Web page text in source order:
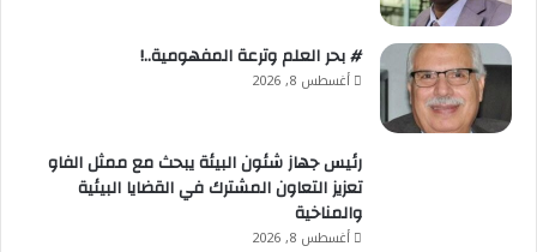
# بحر العلم وترعة المفهومية..!
أغسطس 8, 2026
رئيس جهاز شئون البيئة يبحث مع ممثل الفاو
تعزيز التعاون المشترك في القضايا البيئية
والمناخية
أغسطس 8, 2026